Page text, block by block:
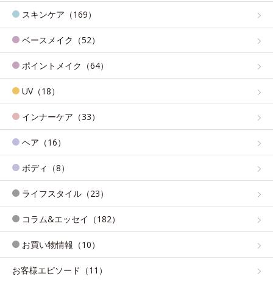
スキンケア（169）
ベースメイク（52）
ポイントメイク（64）
UV（18）
インナーケア（33）
ヘア（16）
ボディ（8）
ライフスタイル（23）
コラム&エッセイ（182）
お買い物情報（10）
お客様エピソード（11）